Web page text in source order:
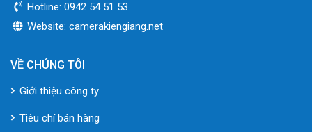
Hotline: 0942 54 51 53
Website: camerakiengiang.net
VỀ CHÚNG TÔI
Giới thiệu công ty
Tiêu chí bán hàng